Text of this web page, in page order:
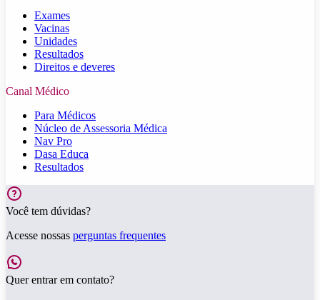
Exames
Vacinas
Unidades
Resultados
Direitos e deveres
Canal Médico
Para Médicos
Núcleo de Assessoria Médica
Nav Pro
Dasa Educa
Resultados
Você tem dúvidas?
Acesse nossas perguntas frequentes
Quer entrar em contato?